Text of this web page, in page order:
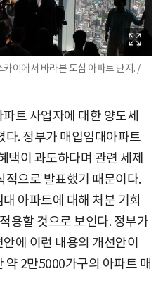
이에서 바라본 도심 아파트 단지. /
트 사업자에 대한 양도세
다. 정부가 매입임대아파트
택이 과도하다며 관련 세제
적으로 발표했기 때문이다.
아파트에 대해 처분 기회
용할 것으로 보인다. 정부가
에 이런 내용의 개선안이
약 2만5000가구의 아파트 매